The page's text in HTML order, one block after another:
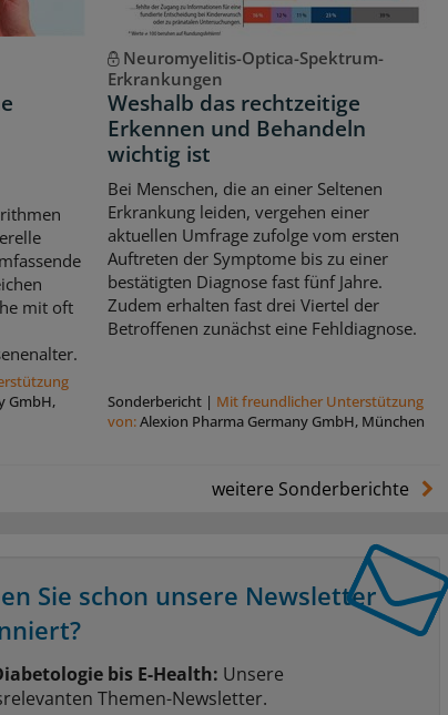
mit oft
GmbH,
Neuromyelitis-Optica-Spektrum-
Erkrankungen
Weshalb das rechtzeitige
Erkennen und Behandeln
wichtig ist
Bei Menschen, die an einer Seltenen
Erkrankung leiden, vergehen einer
aktuellen Umfrage zufolge vom ersten
Auftreten der Symptome bis zu einer
bestätigten Diagnose fast fünf Jahre.
Zudem erhalten fast drei Viertel der
Betroffenen zunächst eine Fehldiagnose.
Sonderbericht| Mit freundlicher Unterstützung
von:Alexion Pharma Germany GmbH, München
weitere Sonderberichte
Sie schon unsere Newsletter
bis E-Health: Unsere
Themen-Newsletter.